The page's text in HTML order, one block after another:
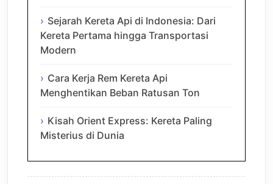
Sejarah Kereta Api di Indonesia: Dari
Kereta Pertama hingga Transportasi
Modern
Cara Kerja Rem Kereta Api
Menghentikan Beban Ratusan Ton
Kisah Orient Express: Kereta Paling
Misterius di Dunia